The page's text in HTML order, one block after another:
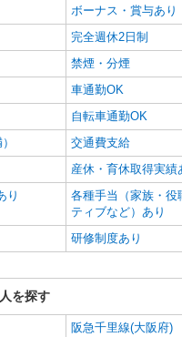
ボーナス・賞与あり
完全週休2日制
禁煙・分煙
車通勤OK
自転車通勤OK
交通費支給
産休・育休取得実績
り
各種手当（家族・役
ティブなど）あり
研修制度あり
を探す
阪急千里線(大阪府)